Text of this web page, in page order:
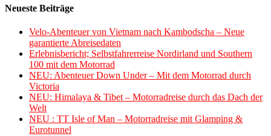
Neueste Beiträge
Velo-Abenteuer von Vietnam nach Kambodscha – Neue
garantierte Abreisedaten
Erlebnisbericht; Selbstfahrerreise Nordirland und Southern
100 mit dem Motorrad
NEU: Abenteuer Down Under – Mit dem Motorrad durch
Victoria
NEU: Himalaya & Tibet – Motorradreise durch das Dach der
Welt
NEU : TT Isle of Man – Motorradreise mit Glamping &
Eurotunnel